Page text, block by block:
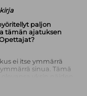
paljon
tämän ajatuksen
ei itse ymmärrä
sinua. Tämä
helpolla koulussa,
täysin oma